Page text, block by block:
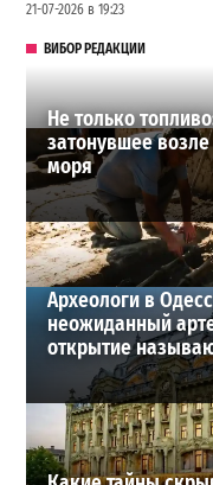
21-07-2026 в 19:23
ВИБОР РЕДАКЦИИ
Не только
затонувшее
моря
Археологи в
неожиданный
открытие